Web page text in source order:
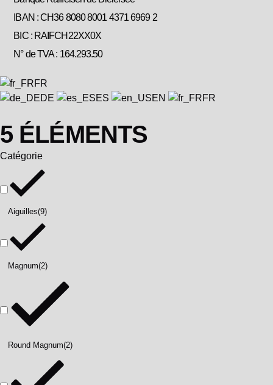
IBAN : CH36 8080 8001 4371 6969 2
BIC : RAIFCH22XX0X
N° de TVA : 164.293.50
FR
DE
ES EN FR
5 ÉLÉMENTS
Catégorie
Aiguilles(9)
Magnum(2)
Round Magnum(2)